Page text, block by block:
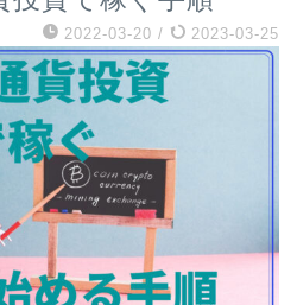
2022-03-20 / 2023-03-25